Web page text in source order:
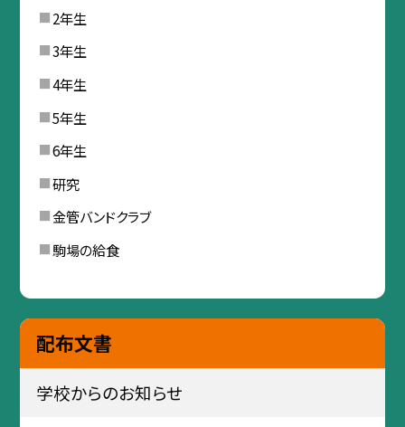
2年生
3年生
4年生
5年生
6年生
研究
金管バンドクラブ
駒場の給食
配布文書
学校からのお知らせ